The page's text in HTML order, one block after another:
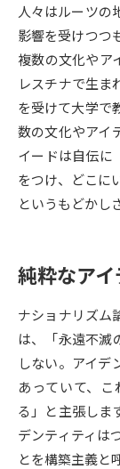
大学で学べる
新増設大学・学部
データサイエンス特
新学年スタート号
（高3生用）
SELFBRAND特集ペ
オープンキャ
オープンキャンパス
人々はルーツの
影響を受けつつ
複数の文化やア
レスチナで生ま
を受けて大学で
数の文化やアイ
イードは自伝に
をつけ、どこに
というもどかし
純粋なア
ナショナリズム
は、「永遠不滅
しない。アイデ
あっていて、
る」と主張しま
デンティティは
とを構築主義と